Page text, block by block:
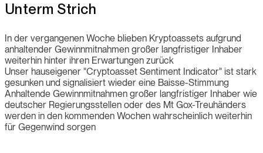
Unterm Strich
In der vergangenen Woche blieben Kryptoassets aufgrund
anhaltender Gewinnmitnahmen großer langfristiger Inhaber
weiterhin hinter ihren Erwartungen zurück
Unser hauseigener "Cryptoasset Sentiment Indicator" ist stark
gesunken und signalisiert wieder eine Baisse-Stimmung
Anhaltende Gewinnmitnahmen großer langfristiger Inhaber wie
deutscher Regierungsstellen oder des Mt Gox-Treuhänders
werden in den kommenden Wochen wahrscheinlich weiterhin
für Gegenwind sorgen